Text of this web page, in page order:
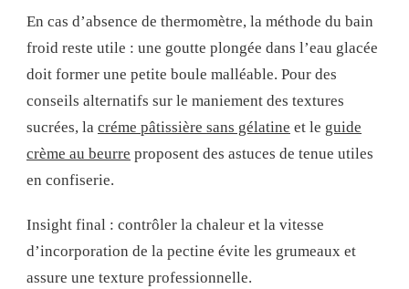
En cas d’absence de thermomètre, la méthode du bain
froid reste utile : une goutte plongée dans l’eau glacée
doit former une petite boule malléable. Pour des
conseils alternatifs sur le maniement des textures
sucrées, la créme pâtissière sans gélatine et le guide
crème au beurre proposent des astuces de tenue utiles
en confiserie.
Insight final : contrôler la chaleur et la vitesse
d’incorporation de la pectine évite les grumeaux et
assure une texture professionnelle.